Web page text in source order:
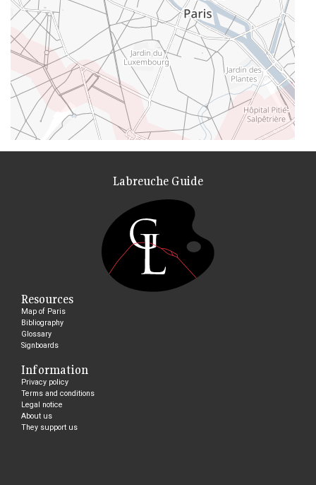
Labreuche Guide
Resources
Map of Paris
Bibliography
Glossary
Signboards
Information
Privacy policy
Terms and conditions
Legal notice
About us
They support us